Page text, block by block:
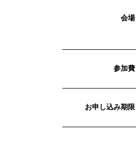
会場
参加費
お申し込み期限